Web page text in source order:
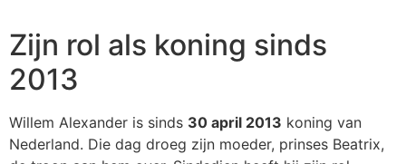
Zijn rol als koning sinds
2013
Willem Alexander is sinds 30 april 2013 koning van
Nederland. Die dag droeg zijn moeder, prinses Beatrix,